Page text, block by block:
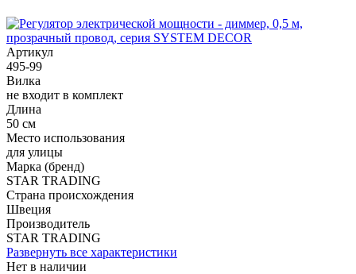
Артикул
495-99
Вилка
не входит в комплект
Длина
50 см
Место использования
для улицы
Марка (бренд)
STAR TRADING
Страна происхождения
Швеция
Производитель
STAR TRADING
Развернуть все характеристики
Нет в наличии